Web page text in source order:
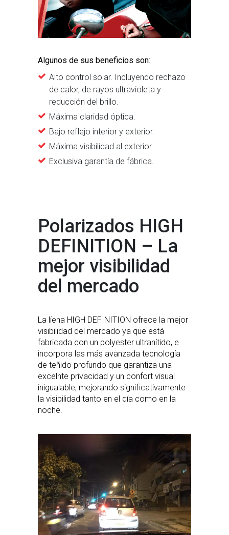
Algunos de sus beneficios son:
Alto control solar. Incluyendo rechazo
de calor, de rayos ultravioleta y
reducción del brillo.
Máxima claridad óptica.
Bajo reflejo interior y exterior.
Máxima visibilidad al exterior.
Exclusiva garantía de fábrica.
Polarizados HIGH
DEFINITION – La
mejor visibilidad
del mercado
La líena HIGH DEFINITION ofrece la mejor
visibilidad del mercado ya que está
fabricada con un polyester ultranítido, e
incorpora las más avanzada tecnología
de teñido profundo que garantiza una
excelnte privacidad y un confort visual
inigualable, mejorando significativamente
la visibilidad tanto en el día como en la
noche.